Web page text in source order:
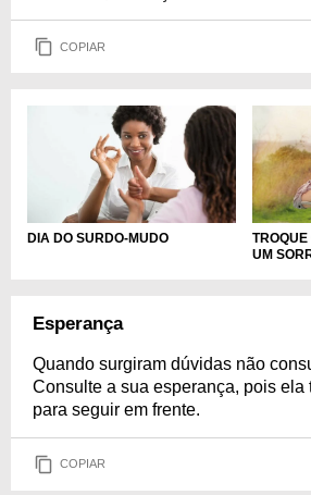
COPIAR
DIA DO SURDO-MUDO
UM
Esperança
Quando surgiram dúvidas não
Consulte a sua esperança, pois ela
para seguir em frente.
COPIAR